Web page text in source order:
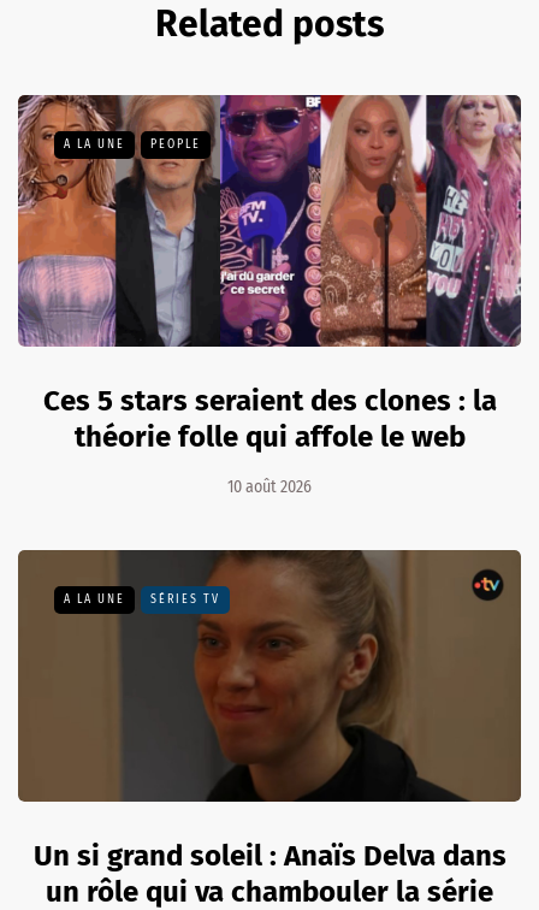
Related posts
A LA UNE PEOPLE
Ces 5 stars seraient des clones : la
théorie folle qui affole le web
10 août 2026
A LA UNE SÉRIES TV
Un si grand soleil : Anaïs Delva dans
un rôle qui va chambouler la série